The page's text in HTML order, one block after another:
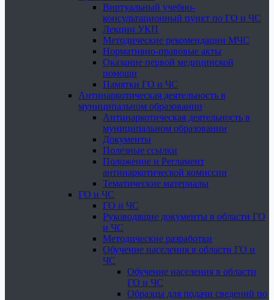
Виртуальный учебно-
консультационный пункт по ГО и ЧС
Лекции УКП
Методические рекомендации МЧС
Нормативно-правовые акты
Оказание первой медицинской
помощи
Памятки ГО и ЧС
Антинаркотическая деятельность в
муниципальном образовании
Антинаркотическая деятельность в
муниципальном образовании
Документы
Полезные ссылки
Положение и Регламент
антинаркотической комиссии
Тематические материалы
ГО и ЧС
ГО и ЧС
Руководящие документы в области ГО
и ЧС
Методические разработки
Обучение населения в области ГО и
ЧС
Обучение населения в области
ГО и ЧС
Образцы для подачи сведений по